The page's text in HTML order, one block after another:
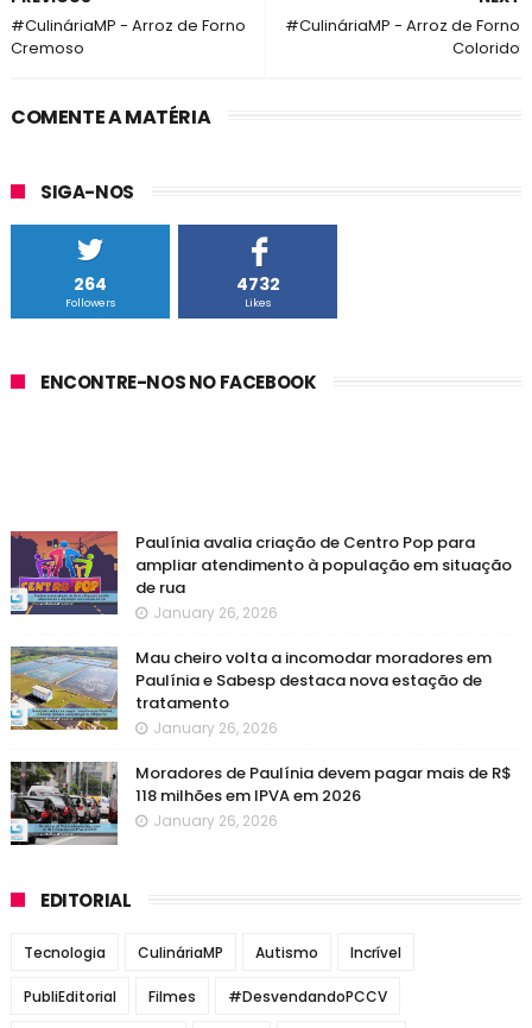
#CulináriaMP - Arroz de Forno
Colorido
#CulináriaMP - Arroz de Forno
Cremoso
COMENTE A MATÉRIA
SIGA-NOS
264
Followers
4732
Likes
ENCONTRE-NOS NO FACEBOOK
Paulínia avalia criação de Centro Pop para
ampliar atendimento à população em situação
de rua
January 26, 2026
Mau cheiro volta a incomodar moradores em
Paulínia e Sabesp destaca nova estação de
tratamento
January 26, 2026
Moradores de Paulínia devem pagar mais de R$
118 milhões em IPVA em 2026
January 26, 2026
EDITORIAL
Tecnologia CulináriaMP Autismo Incrível
PubliEditorial Filmes #DesvendandoPCCV